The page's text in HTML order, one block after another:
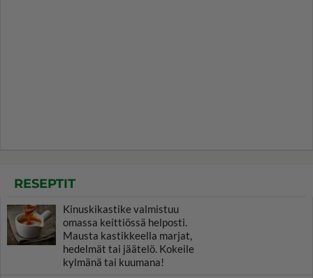
RESEPTIT
Kinuskikastike valmistuu
omassa keittiössä helposti.
Mausta kastikkeella marjat,
hedelmät tai jäätelö. Kokeile
kylmänä tai kuumana!